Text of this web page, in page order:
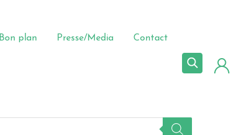
Bon plan Presse/Media Contact